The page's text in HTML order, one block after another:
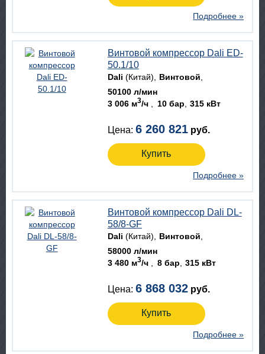
Подробнее »
Винтовой компрессор Dali ED-
50.1/10
Dali (Китай)
Винтовой
50100 л/мин
3 006 м3/ч 10 бар 315 кВт
Цена: 6 260 821 руб.
Купить
Подробнее »
Винтовой компрессор Dali DL-
58/8-GF
Dali (Китай)
Винтовой
58000 л/мин
3 480 м3/ч 8 бар 315 кВт
Цена: 6 868 032 руб.
Купить
Подробнее »